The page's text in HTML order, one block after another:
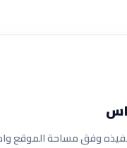
وفق مساحة الموقع